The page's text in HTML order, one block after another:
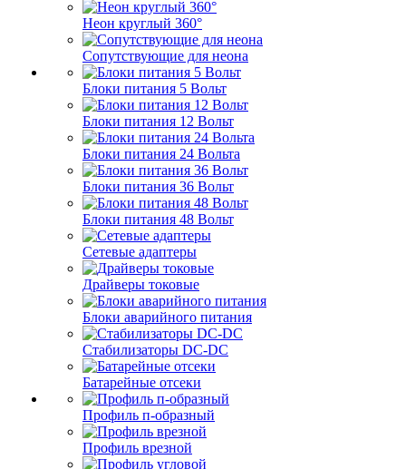
Неон круглый 360°
Сопутствующие для неона
Блоки питания 5 Вольт
Блоки питания 12 Вольт
Блоки питания 24 Вольта
Блоки питания 36 Вольт
Блоки питания 48 Вольт
Сетевые адаптеры
Драйверы токовые
Блоки аварийного питания
Стабилизаторы DC-DC
Батарейные отсеки
Профиль п-образный
Профиль врезной